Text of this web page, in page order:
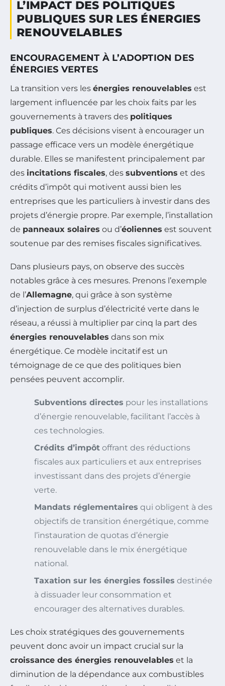
L’IMPACT DES POLITIQUES
PUBLIQUES SUR LES ÉNERGIES
RENOUVELABLES
ENCOURAGEMENT À L’ADOPTION DES
ÉNERGIES VERTES
La transition vers les énergies renouvelables est
largement influencée par les choix faits par les
gouvernements à travers des politiques
publiques. Ces décisions visent à encourager un
passage efficace vers un modèle énergétique
durable. Elles se manifestent principalement par
des incitations fiscales, des subventions et des
crédits d’impôt qui motivent aussi bien les
entreprises que les particuliers à investir dans des
projets d’énergie propre. Par exemple, l’installation
de panneaux solaires ou d’éoliennes est souvent
soutenue par des remises fiscales significatives.
Dans plusieurs pays, on observe des succès
notables grâce à ces mesures. Prenons l’exemple
de l’Allemagne, qui grâce à son système
d’injection de surplus d’électricité verte dans le
réseau, a réussi à multiplier par cinq la part des
énergies renouvelables dans son mix
énergétique. Ce modèle incitatif est un
témoignage de ce que des politiques bien
pensées peuvent accomplir.
Subventions directes pour les installations
d’énergie renouvelable, facilitant l’accès à
ces technologies.
Crédits d’impôt offrant des réductions
fiscales aux particuliers et aux entreprises
investissant dans des projets d’énergie
verte.
Mandats réglementaires qui obligent à des
objectifs de transition énergétique, comme
l’instauration de quotas d’énergie
renouvelable dans le mix énergétique
national.
Taxation sur les énergies fossiles destinée
à dissuader leur consommation et
encourager des alternatives durables.
Les choix stratégiques des gouvernements
peuvent donc avoir un impact crucial sur la
croissance des énergies renouvelables et la
diminution de la dépendance aux combustibles